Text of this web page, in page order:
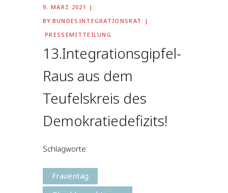
9. MÄRZ 2021
BY BUNDESINTEGRATIONSRAT
PRESSEMITTEILUNG
13.Integrationsgipfel-
Raus aus dem
Teufelskreis des
Demokratiedefizits!
Schlagworte:
Frauentag